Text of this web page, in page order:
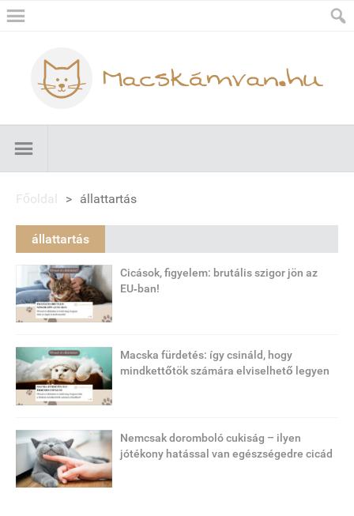
Főoldal > állattartás
állattartás
Cicások, figyelem: brutális szigor jön az
EU‑ban!
Macska fürdetés: így csináld, hogy
mindkettőtök számára elviselhető legyen
Nemcsak doromboló cukiság – ilyen
jótékony hatással van egészségedre cicád